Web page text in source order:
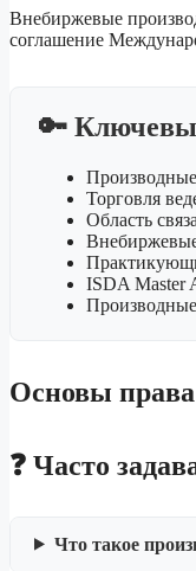
Внебиржевые
соглашение
🔑
Торговля
Область
ISDA Master
Основы
❓ Часто
Что такое